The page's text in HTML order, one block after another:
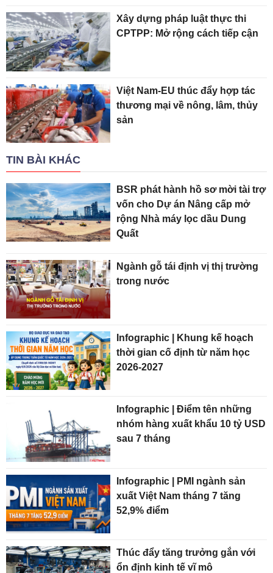
Xây dựng pháp luật thực thi
CPTPP: Mở rộng cách tiếp cận
Việt Nam-EU thúc đẩy hợp tác
thương mại về nông, lâm, thủy
sản
TIN BÀI KHÁC
BSR phát hành hồ sơ mời tài trợ
vốn cho Dự án Nâng cấp mở
rộng Nhà máy lọc dầu Dung
Quất
Ngành gỗ tái định vị thị trường
trong nước
Infographic | Khung kế hoạch
thời gian cố định từ năm học
2026-2027
Infographic | Điểm tên những
nhóm hàng xuất khẩu 10 tỷ USD
sau 7 tháng
Infographic | PMI ngành sản
xuất Việt Nam tháng 7 tăng
52,9% điểm
Thúc đẩy tăng trưởng gắn với
ổn định kinh tế vĩ mô